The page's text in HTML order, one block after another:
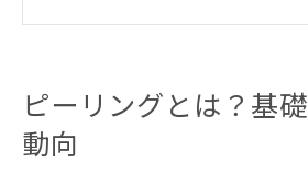
名古屋市でピーリングが選ば
る）理由について
ピーリングとは？基
動向